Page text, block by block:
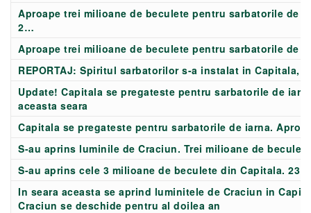
Aproape trei milioane de beculete pentru sarbatorile de
2…
Aproape trei milioane de beculete pentru sarbatorile de
REPORTAJ: Spiritul sarbatorilor s-a instalat in Capitala,
Update! Capitala se pregateste pentru sarbatorile de
aceasta seara
Capitala se pregateste pentru sarbatorile de iarna.
S-au aprins luminile de Craciun. Trei milioane de
S-au aprins cele 3 milioane de beculete din Capitala. 23
In seara aceasta se aprind luminitele de Craciun in
Craciun se deschide pentru al doilea an